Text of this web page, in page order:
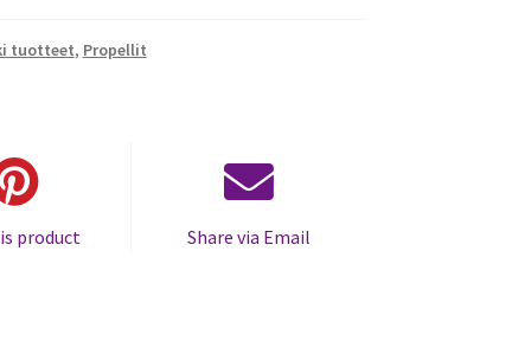
tuotteet, Propellit
product Share via Email